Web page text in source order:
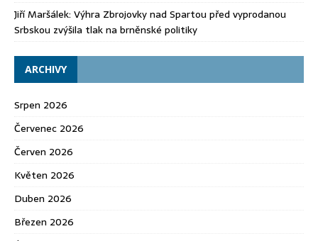
Jiří Maršálek: Výhra Zbrojovky nad Spartou před vyprodanou
Srbskou zvýšila tlak na brněnské politiky
ARCHIVY
Srpen 2026
Červenec 2026
Červen 2026
Květen 2026
Duben 2026
Březen 2026